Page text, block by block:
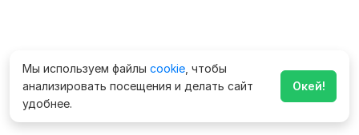
Мы используем файлы cookie , чтобы
анализировать посещения и делать сайт
удобнее.
Окей!